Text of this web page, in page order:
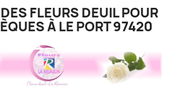
FLEURS DEUIL POUR
À LE PORT 97420